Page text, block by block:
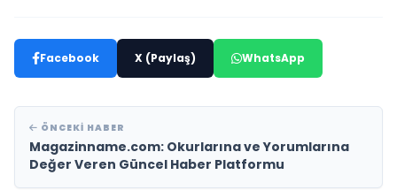
Facebook X (Paylaş) WhatsApp
ÖNCEKI HABER
Magazinname.com: Okurlarına ve Yorumlarına
Değer Veren Güncel Haber Platformu